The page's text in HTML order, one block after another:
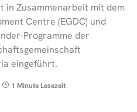
in Zusammenarbeit mit dem
Centre (EGDC) und
Programme der
eingeführt.
1 Minute Lesezeit